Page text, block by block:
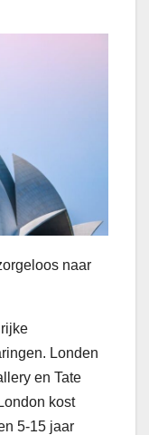
naar
Londen
en Tate
kost
5-15 jaar